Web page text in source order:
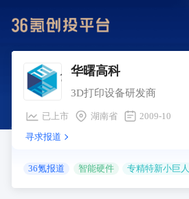
华曙高科
3D打印设备研发商
已上市 湖南省 2009-10
寻求报道
36氪报道 智能硬件 专精特新小巨人